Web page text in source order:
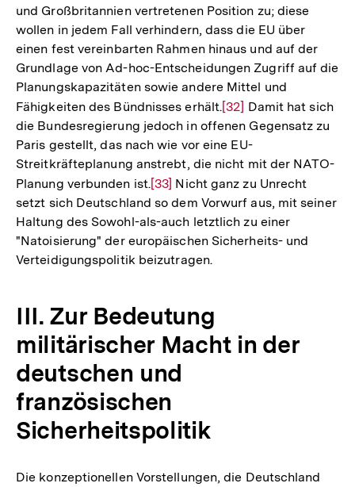
und Großbritannien vertretenen Position zu; diese
wollen in jedem Fall verhindern, dass die EU über
einen fest vereinbarten Rahmen hinaus und auf der
Grundlage von Ad-hoc-Entscheidungen Zugriff auf die
Planungskapazitäten sowie andere Mittel und
Fähigkeiten des Bündnisses erhält.Zur
Auflösung
der
Fußnote
[32] Damit hat sich
die Bundesregierung jedoch in offenen Gegensatz zu
Paris gestellt, das nach wie vor eine EU-
Streitkräfteplanung anstrebt, die nicht mit der NATO-
Planung verbunden ist.Zur
Auflösung
der
Fußnote
[33] Nicht ganz zu Unrecht
setzt sich Deutschland so dem Vorwurf aus, mit seiner
Haltung des Sowohl-als-auch letztlich zu einer
"Natoisierung" der europäischen Sicherheits- und
Verteidigungspolitik beizutragen.
III. Zur Bedeutung
militärischer Macht in der
deutschen und
französischen
Sicherheitspolitik
Die konzeptionellen Vorstellungen, die Deutschland